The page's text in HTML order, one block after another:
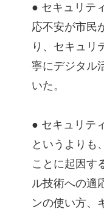
● セキュリテ
応不安が市民
り、セキュリ
寧にデジタル
いた。
● セキュリテ
というよりも
ことに起因す
ル技術への適
ンの使い方、